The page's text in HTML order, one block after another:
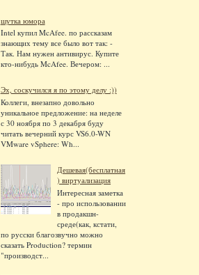
шутка юмора
Intel купил McAfee. по рассказам
знающих тему все было вот так: -
Так. Нам нужен антивирус. Купите
кто-нибудь McAfee. Вечером: ...
Эх, соскучился я по этому делу :))
Коллеги, внезапно довольно
уникальное предложение: на неделе
с 30 ноября по 3 декабря буду
читать вечерний курс VS6.0-WN
VMware vSphere: Wh...
Дешевая(бесплатная
) виртуализация
Интересная заметка
- про использовании
в продакшн-
среде(как, кстати,
по русски благозвучно можно
сказать Production? термин
"производст...